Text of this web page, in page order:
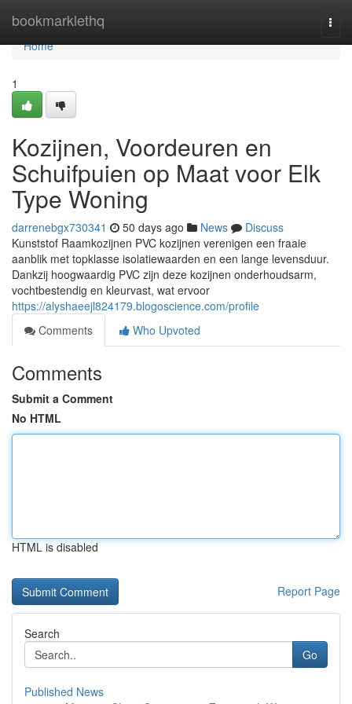
bookmarklethq
Home
Home
1
Kozijnen, Voordeuren en
Schuifpuien op Maat voor Elk
Type Woning
darrenebgx730341 50 days ago News
Discuss
Kunststof Raamkozijnen PVC kozijnen verenigen een fraaie
aanblik met topklasse isolatiewaarden en een lange levensduur.
Dankzij hoogwaardig PVC zijn deze kozijnen onderhoudsarm,
vochtbestendig en kleurvast, wat ervoor
https://alyshaeejl824179.blogoscience.com/profile
Comments
Who Upvoted
Comments
Submit a Comment
No HTML
HTML is disabled
Report Page
Search
Go
Published News